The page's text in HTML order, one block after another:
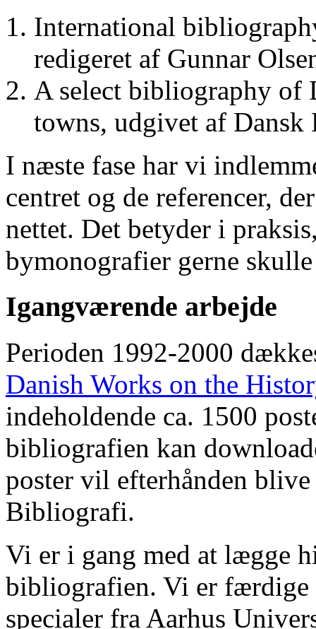
International
redigeret af Gunnar
A select bibliography of
towns, udgivet af
I næste fase har vi
centret og de referencer,
nettet. Det betyder i
bymonografier gerne
Igangværende arbejde
Perioden 1992-2000
Danish Works on the
indeholdende ca. 1500
bibliografien kan
poster vil efterhånden
Bibliografi.
Vi er i gang med at lægge
bibliografien. Vi er færdige
specialer fra Aarhus